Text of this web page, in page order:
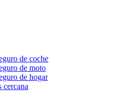
de coche
de moto
de hogar
cercana